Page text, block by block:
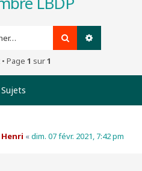
Rechercher
Page 1 sur1
Sujets
Henri «dim. 07 févr. 2021, 7:42 pm